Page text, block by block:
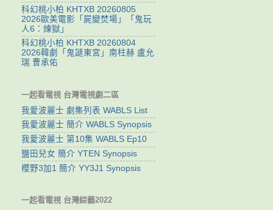
科幻桃小柏 KHTXB 20260805
2026歐美電影「屍變焚場」「鬼玩
人6：煉獄」
科幻桃小柏 KHTXB 20260804
2026韓劇「鬼謎東宮」南柱赫 盧允
瑞 曹承佑
一起看電視 台灣電視劇二區
我愛波麗士 劇集列表 WABLS List
我愛波麗士 簡介 WABLS Synopsis
我愛波麗士 第10集 WABLS Ep10
鹽田兒女 簡介 YTEN Synopsis
櫻野3加1 簡介 YY3J1 Synopsis
一起看電視 台灣綜藝2022